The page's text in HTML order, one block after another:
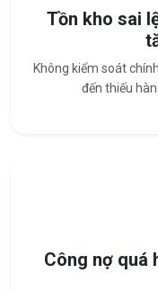
Tồn kho sai
Không kiểm soát
đến thiếu
Công nợ quá